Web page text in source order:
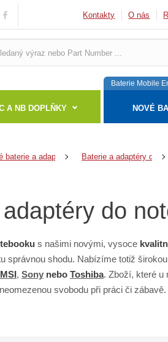
Kontakty O nás
A NB DOPLŇKY
Baterie Mobile
NOVÉ
baterie a adaptéry Baterie a adaptéry do
do
s našimi novými, vysoce
správnou shodu. Nabízíme totiž
MSI, Sony nebo Toshiba. Zboží, které u
svobodu při práci či zábavě.